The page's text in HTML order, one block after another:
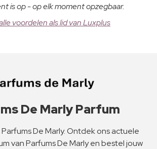
is op - op elk moment opzegbaar.
voordelen als lid van Luxplus
De Marly Parfum
De Marly. Ontdek ons actuele
van Parfums De Marly en bestel jouw